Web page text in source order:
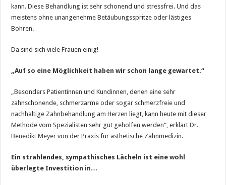
kann. Diese Behandlung ist sehr schonend und stressfrei. Und das
meistens ohne unangenehme Betäubungsspritze oder lästiges
Bohren.
Da sind sich viele Frauen einig!
„Auf so eine Möglichkeit haben wir schon lange gewartet.“
„Besonders Patientinnen und Kundinnen, denen eine sehr
zahnschonende, schmerzarme oder sogar schmerzfreie und
nachhaltige Zahnbehandlung am Herzen liegt, kann heute mit dieser
Methode vom Spezialisten sehr gut geholfen werden“, erklärtDr.
Benedikt Meyer von der Praxis für ästhetische Zahnmedizin.
Ein strahlendes, sympathisches Lächeln ist eine wohl
überlegte Investition in…